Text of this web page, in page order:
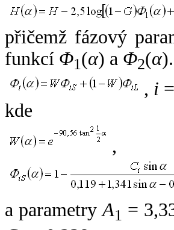
přičemž fázový
funkcí Φ1(α) a Φ2(α
, i
kde
,
a parametryA1 =